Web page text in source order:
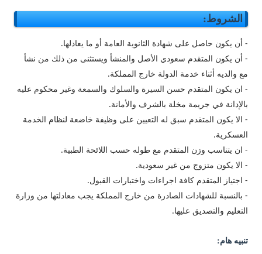
الشروط:
- أن يكون حاصل على شهادة الثانوية العامة أو ما يعادلها.
- أن يكون المتقدم سعودي الأصل والمنشأ ويستثنى من ذلك من نشأ
مع والديه أثناء خدمة الدولة خارج المملكة.
- ان يكون المتقدم حسن السيرة والسلوك والسمعة وغير محكوم عليه
بالإدانة في جريمة مخلة بالشرف والأمانة.
- الا يكون المتقدم سبق له التعيين على وظيفة خاضعة لنظام الخدمة
العسكرية.
- ان يتناسب وزن المتقدم مع طوله حسب اللائحة الطبية.
- الا يكون متزوج من غير سعودية.
- اجتياز المتقدم كافة اجراءات واختبارات القبول.
- بالنسبة للشهادات الصادرة من خارج المملكة يجب معادلتها من وزارة
التعليم والتصديق عليها.
تنبيه هام: